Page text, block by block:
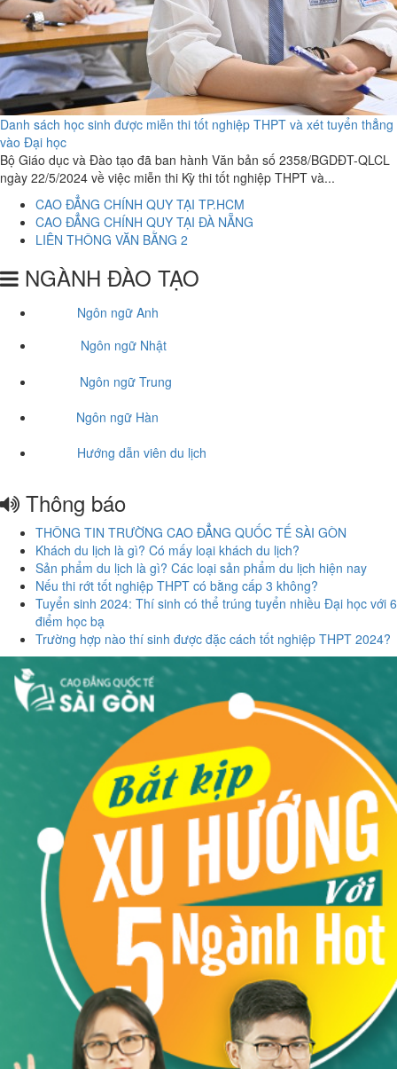
Danh sách học sinh được miễn thi tốt nghiệp THPT và xét tuyển thẳng
vào Đại học
Bộ Giáo dục và Đào tạo đã ban hành Văn bản số 2358/BGDĐT-QLCL
ngày 22/5/2024 về việc miễn thi Kỳ thi tốt nghiệp THPT và...
CAO ĐẲNG CHÍNH QUY TẠI TP.HCM
CAO ĐẲNG CHÍNH QUY TẠI ĐÀ NẴNG
LIÊN THÔNG VĂN BẰNG 2
NGÀNH ĐÀO TẠO
Ngôn ngữ Anh
Ngôn ngữ Nhật
Ngôn ngữ Trung
Ngôn ngữ Hàn
Hướng dẫn viên du lịch
Thông báo
THÔNG TIN TRƯỜNG CAO ĐẲNG QUỐC TẾ SÀI GÒN
Khách du lịch là gì? Có mấy loại khách du lịch?
Sản phẩm du lịch là gì? Các loại sản phẩm du lịch hiện nay
Nếu thi rớt tốt nghiệp THPT có bằng cấp 3 không?
Tuyển sinh 2024: Thí sinh có thể trúng tuyển nhiều Đại học với 6
điểm học bạ
Trường hợp nào thí sinh được đặc cách tốt nghiệp THPT 2024?